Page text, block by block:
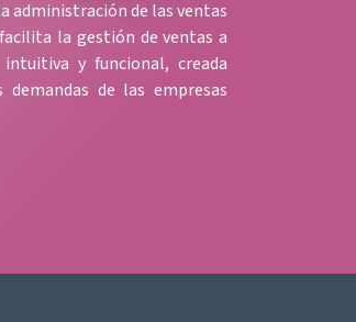
administración de las ventas
la gestión de ventas a
y funcional, creada
de las empresas